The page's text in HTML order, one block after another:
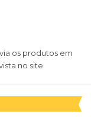
os produtos em
no site